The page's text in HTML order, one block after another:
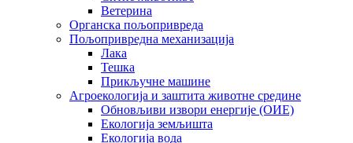
Ветерина
Органска пољопривреда
Пољопривредна механизација
Лака
Тешка
Прикључне машине
Агроекологија и заштита животне средине
Обновљиви извори енергије (ОИЕ)
Екологија земљишта
Екологија вода